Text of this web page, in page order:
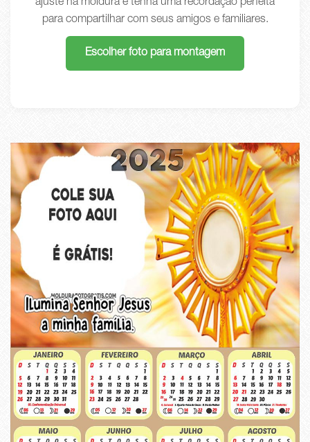
ajuste na moldura e tenha uma recordação perfeita
para compartilhar com seus amigos e familiares.
Escolher foto para montagem